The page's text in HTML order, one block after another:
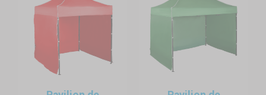
multe dimensiuni și realizat din mai multe tipuri de materiale.
Produsul de bază este fabricat din oțel vopsit prin
pulverizare. Varianta fabricată din aluminiu este mai estetică.
Pentru uz profesional, recomandăm modelele din aluminiu
hexagonal în două dimensiuni (40mm, respectiv 50mm).